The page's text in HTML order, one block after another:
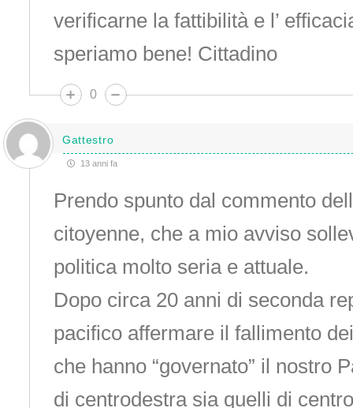
verificarne la fattibilità e l’
speriamo bene! Cittadino
0
Gattestro
13 anni fa
Prendo spunto dal commento
citoyenne, che a mio avviso
politica molto seria e attuale.
Dopo circa 20 anni di seconda
pacifico affermare il fallimento
che hanno “governato” il nostro
di centrodestra sia quelli di